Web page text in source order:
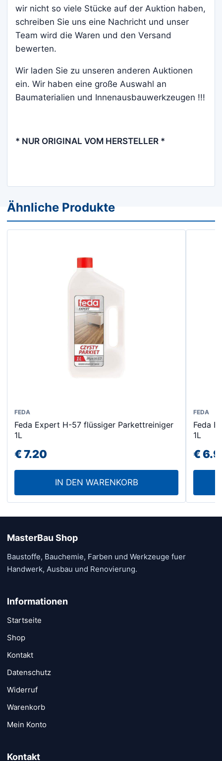
wir nicht so viele Stücke auf der Auktion haben,
schreiben Sie uns eine Nachricht und unser
Team wird die Waren und den Versand
bewerten.
Wir laden Sie zu unseren anderen Auktionen
ein. Wir haben eine große Auswahl an
Baumaterialien und Innenausbauwerkzeugen !!!
* NUR ORIGINAL VOM HERSTELLER *
Ähnliche Produkte
FEDA
Feda Expert H-57 flüssiger Parkettreiniger
1L
€7.20
IN DEN WARENKORB
FEDA
Feda
1L
€
MasterBau Shop
Baustoffe, Bauchemie, Farben und Werkzeuge fuer
Handwerk, Ausbau und Renovierung.
Informationen
Startseite
Shop
Kontakt
Datenschutz
Widerruf
Warenkorb
Mein Konto
Kontakt